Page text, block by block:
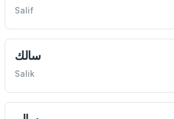
Salif
سالك
Salik